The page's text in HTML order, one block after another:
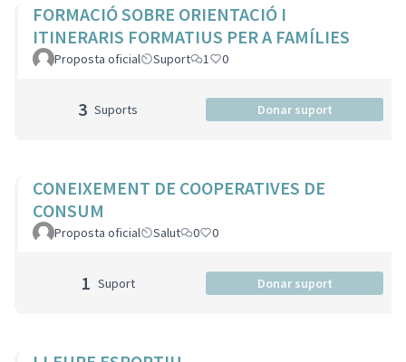
FORMACIÓ SOBRE ORIENTACIÓ I
ITINERARIS FORMATIUS PER A FAMÍLIES
Proposta oficial Suport 1 0
3 Suports Donar suport
CONEIXEMENT DE COOPERATIVES DE
CONSUM
Proposta oficial Salut 0 0
1 Suport Donar suport